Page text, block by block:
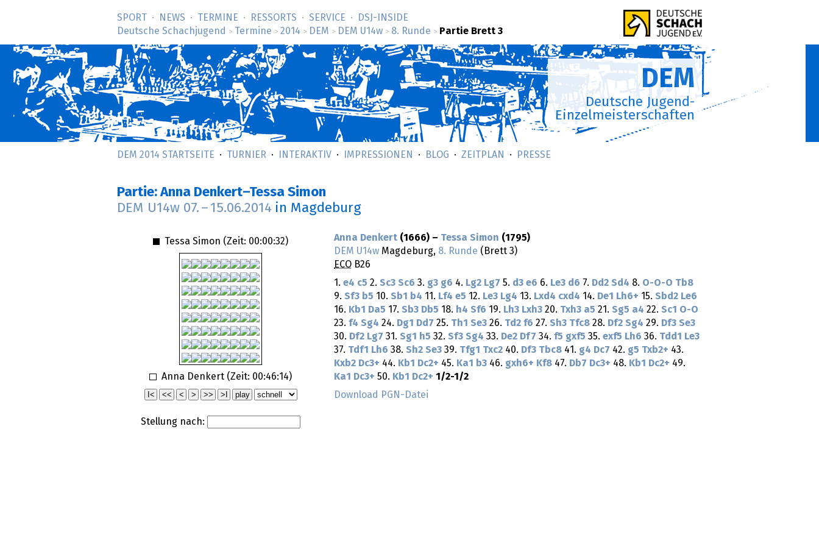
SPORT NEWS TERMINE RESSORTS SERVICE
DSJ-­INSIDE
Deutsche Schachjugend
> Termine > 2014 > DEM > DEM U14w > 8. Runde > Partie Brett 3
DEM
Deutsche Jugend-
Einzelmeisterschaften
DEM 2014 STARTSEITE TURNIER INTERAKTIV IMPRESSIONEN BLOG ZEITPLAN PRESSE
Partie: Anna Denkert–Tessa Simon
DEM U14w 07. – 15.06.2014 in Magdeburg
Tessa Simon (Zeit: 00:00:32)
Anna Denkert (Zeit: 00:46:14)
Stellung nach:
Anna Denkert (1666) – Tessa Simon (1795)
DEM U14w Magdeburg, 8. Runde (Brett 3)
ECO B26
1. e4 c5 2. Sc3 Sc6 3. g3 g6 4. Lg2 Lg7 5. d3 e6 6. Le3 d6 7. Dd2 Sd4 8. O-O-O Tb8
9. Sf3 b5 10. Sb1 b4 11. Lf4 e5 12. Le3 Lg4 13. Lxd4 cxd4 14. De1 Lh6+ 15. Sbd2 Le6
16. Kb1 Da5 17. Sb3 Db5 18. h4 Sf6 19. Lh3 Lxh3 20. Txh3 a5 21. Sg5 a4 22. Sc1 O-O
23. f4 Sg4 24. Dg1 Dd7 25. Th1 Se3 26. Td2 f6 27. Sh3 Tfc8 28. Df2 Sg4 29. Df3 Se3
30. Df2 Lg7 31. Sg1 h5 32. Sf3 Sg4 33. De2 Df7 34. f5 gxf5 35. exf5 Lh6 36. Tdd1
Le3
37. Tdf1 Lh6 38. Sh2 Se3 39. Tfg1 Txc2 40. Df3 Tbc8 41. g4 Dc7 42. g5 Txb2+ 43.
Kxb2 Dc3+ 44. Kb1 Dc2+ 45. Ka1 b3 46. gxh6+ Kf8 47. Db7 Dc3+ 48. Kb1 Dc2+ 49.
Ka1
Dc3+ 50. Kb1 Dc2+ 1/2-1/2
Download PGN-Datei